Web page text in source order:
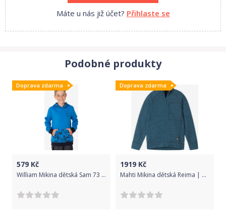
Máte u nás již účet? Přihlaste se
Podobné produkty
Doprava zdarma
579 Kč
William Mikina dětská Sam 73 | Modrá | Chlapecké | 152
Doprava zdarma
1919 Kč
Mahti Mikina dětská Reima | Modrá | Chlapecké | 158